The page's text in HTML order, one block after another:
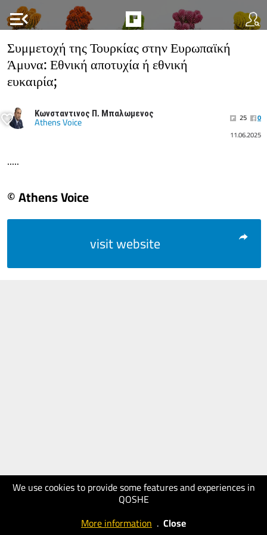
menu_open
We use cookies to provide some features and experiences in
QOSHE
More information . Close
Συμμετοχή της Τουρκίας στην Ευρωπαϊκή
Άμυνα: Εθνική αποτυχία ή εθνική
ευκαιρία;
Κωνσταντινος Π. Μπαλωμενος
Athens Voice 25
0
11.06.2025
.....
© Athens Voice
visit website